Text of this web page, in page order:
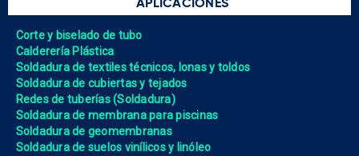
APLICACIONES
Corte y biselado de tubo
Calderería Plástica
Soldadura de textiles técnicos, lonas y toldos
Soldadura de cubiertas y tejados
Redes de tuberías (Soldadura)
Soldadura de membrana para piscinas
Soldadura de geomembranas
Soldadura de suelos vinílicos y linóleo